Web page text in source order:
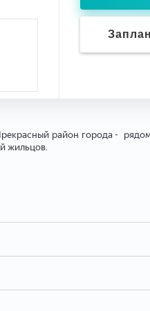
район города -
жильцов.